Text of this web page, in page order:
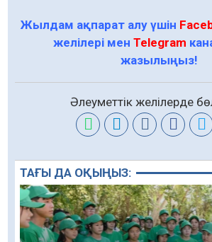
Жылдам ақпарат алу үшін
желілері мен Telegram
жазылыңыз!
Әлеуметтік желілерде
ТАҒЫ ДА ОҚЫҢЫЗ: